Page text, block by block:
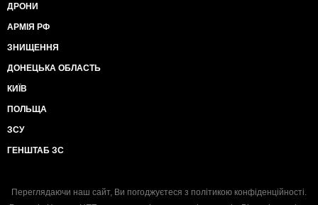
ДРОНИ
АРМІЯ РФ
ЗНИЩЕННЯ
ДОНЕЦЬКА ОБЛАСТЬ
КИЇВ
ПОЛЬЩА
ЗСУ
ГЕНШТАБ ЗС
Переглядаючи наш сайт, Ви погоджуєтеся з політикою конфіденційності.